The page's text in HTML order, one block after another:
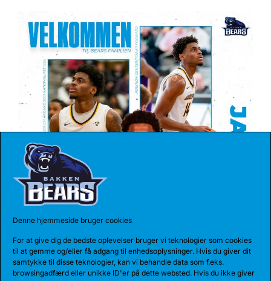
Denne hjemmeside bruger cookies
For at give dig de bedste oplevelser bruger vi teknologier som cookies
til at gemme og/eller få adgang til enhedsoplysninger. Hvis du giver dit
samtykke til disse teknologier, kan vi behandle data som f.eks.
browsingadfærd eller unikke ID'er på dette websted. Hvis du ikke giver
REKORDHOLDER TIL BEARS
Bakken Bears har indgået en etårig aftale med
Jarnel Rancy. Rancy har skrevet sig...